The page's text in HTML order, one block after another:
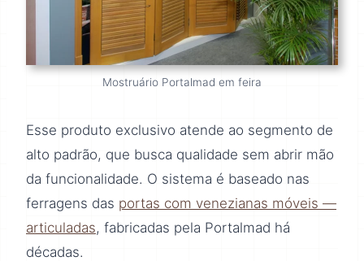
Mostruário Portalmad em feira
Esse produto exclusivo atende ao segmento de
alto padrão, que busca qualidade sem abrir mão
da funcionalidade. O sistema é baseado nas
ferragens das portas com venezianas móveis —
articuladas, fabricadas pela Portalmad há
décadas.